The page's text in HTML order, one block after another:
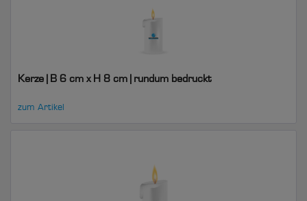
Kerze | B 6 cm x H 8 cm | rundum bedruckt
zum Artikel